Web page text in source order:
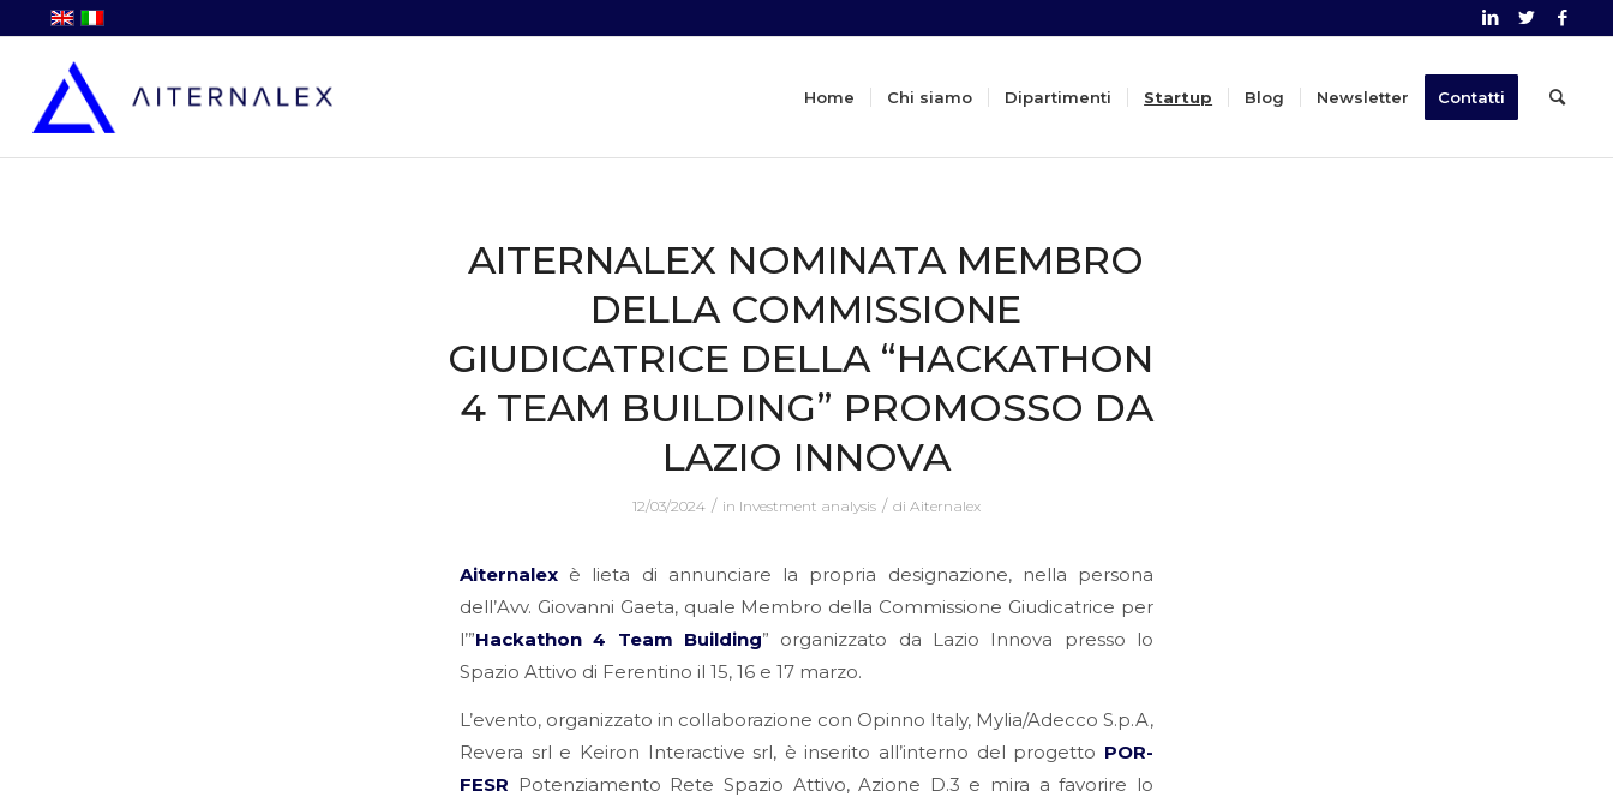
Home Chi siamo Dipartimenti Startup Blog Newsletter Contatti
AITERNALEX NOMINATA MEMBRO
DELLA COMMISSIONE
GIUDICATRICE DELLA “HACKATHON
4 TEAM BUILDING” PROMOSSO DA
LAZIO INNOVA
12/03/2024 / in Investment analysis / di Aiternalex
Aiternalexè lieta di annunciare la propria designazione, nella persona
dell’Avv. Giovanni Gaeta, quale Membro della Commissione Giudicatrice per
l’”Hackathon 4 Team Building” organizzato da Lazio Innova presso lo
Spazio Attivo di Ferentino il 15, 16 e 17 marzo.
L’evento, organizzato in collaborazione con Opinno Italy, Mylia/Adecco S.p.A,
Revera srl e Keiron Interactive srl, è inserito all’interno del progetto POR-
FESR Potenziamento Rete Spazio Attivo, Azione D.3 e mira a favorire lo